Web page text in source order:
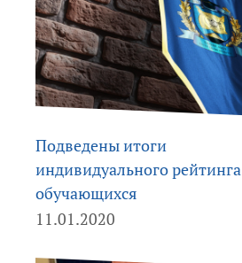
Подведены итоги
индивидуального рейтинга
обучающихся
11.01.2020